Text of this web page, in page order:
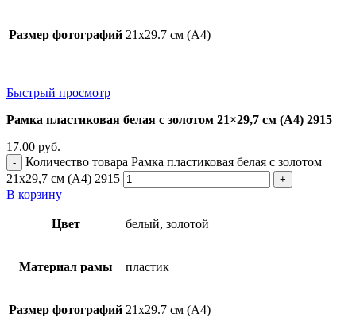
Размер фотографий 21х29.7 см (А4)
Быстрый просмотр
Рамка пластиковая белая с золотом 21×29,7 см (А4) 2915
17.00 руб.
Количество товара Рамка пластиковая белая с золотом
21x29,7 см (А4) 2915
В корзину
Цвет белый, золотой
Материал рамы пластик
Размер фотографий 21х29.7 см (А4)